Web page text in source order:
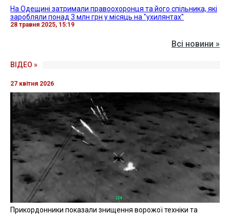
На Одещині затримали правоохоронця та його спільника, які
заробляли понад 3 млн грн у місяць на "ухилянтах"
28 травня 2025, 15:19
Всі новини »
ВІДЕО »
27 квітня 2026
Прикордонники показали знищення ворожої техніки та